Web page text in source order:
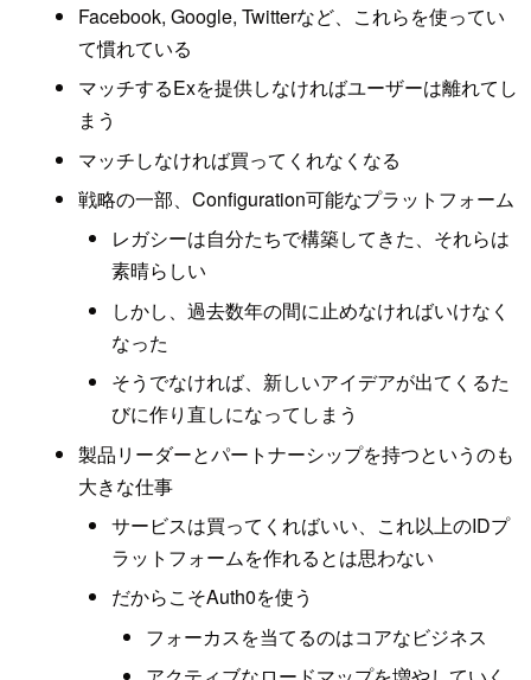
Facebook, Google, Twitterなど、これらを使ってい
て慣れている
マッチするExを提供しなければユーザーは離れてし
まう
マッチしなければ買ってくれなくなる
戦略の一部、Configuration可能なプラットフォーム
レガシーは自分たちで構築してきた、それらは
素晴らしい
しかし、過去数年の間に止めなければいけなく
なった
そうでなければ、新しいアイデアが出てくるた
びに作り直しになってしまう
製品リーダーとパートナーシップを持つというのも
大きな仕事
サービスは買ってくればいい、これ以上のIDプ
ラットフォームを作れるとは思わない
だからこそAuth0を使う
フォーカスを当てるのはコアなビジネス